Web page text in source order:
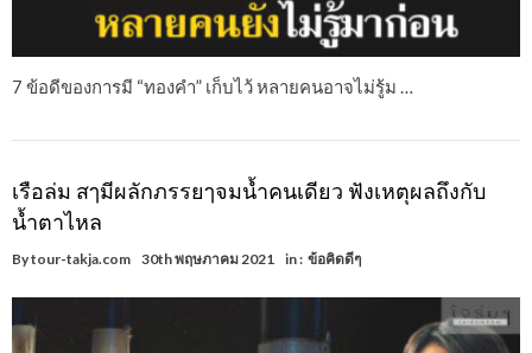
7 ข้อดีของการมี “ทองคำ” เก็บไว้ หลายคนอาจไม่รู้ม …
เรือล่ม สๅมีผลักภรรยๅจมน้ำคนเดียว ฟังเหตุผลถึงกับ
น้ำตาไหล
Bytour-takja.com 30th พฤษภาคม 2021 in : ข้อคิดดีๆ